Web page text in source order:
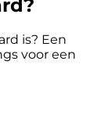
is? Een
voor een